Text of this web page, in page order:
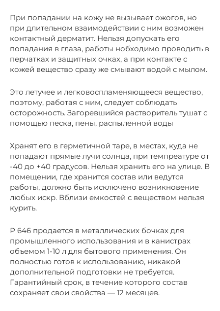
При попадании на кожу не вызывает ожогов, но
при длительном взаимодействии с ним возможен
контактный дерматит. Нельзя допускать его
попадания в глаза, работы нобходимо проводить в
перчатках и защитных очках, а при контакте с
кожей вещество сразу же смывают водой с мылом.
Это летучее и легковоспламеняющееся вещество,
поэтому, работая с ним, следует соблюдать
осторожность. Загоревшийся растворитель тушат с
помощью песка, пены, распыленной воды
Хранят его в герметичной таре, в местах, куда не
попадают прямые лучи солнца, при темпреатуре от
-40 до +40 градусов. Нельзя хранить его на улице. В
помещении, где хранится состав или ведутся
работы, должно быть исключено возникновение
любых искр. Вблизи емкостей с веществом нельзя
курить.
Р 646 продается в металлических бочках для
промышленного использования и в канистрах
объемом 1-10 л для бытового применения. Он
полностью готов к использованию, никакой
дополнительной подготовки не требуется.
Гарантийный срок, в течение которого состав
сохраняет свои свойства — 12 месяцев.